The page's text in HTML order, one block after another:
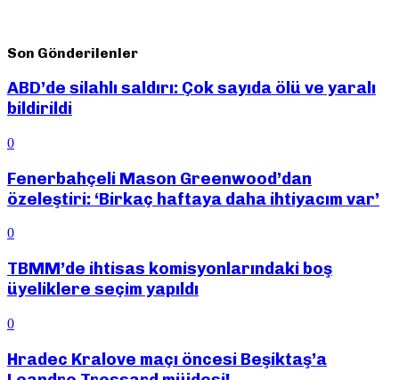
Son Gönderilenler
ABD’de silahlı saldırı: Çok sayıda ölü ve yaralı
bildirildi
0
Fenerbahçeli Mason Greenwood’dan
özeleştiri: ‘Birkaç haftaya daha ihtiyacım var’
0
TBMM’de ihtisas komisyonlarındaki boş
üyeliklere seçim yapıldı
0
Hradec Kralove maçı öncesi Beşiktaş’a